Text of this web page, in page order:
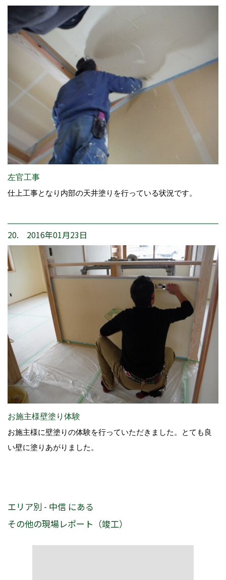
左官工事
仕上工事となり内部の天井塗りを行っている状況です。
20. 2016年01月23日
お施主様壁塗り体験
お施主様に壁塗りの体験を行っていただきました。とても良
い壁に塗りあがりました。
エリア別 - 中信 にある
その他の現場レポート（竣工）